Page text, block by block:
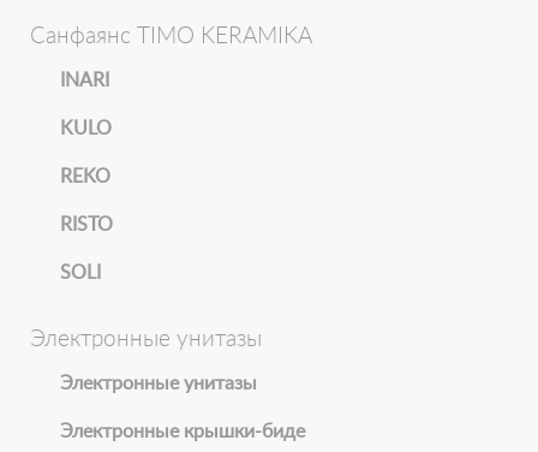
Санфаянс TIMO KERAMIKA
INARI
KULO
REKO
RISTO
SOLI
Электронные унитазы
Электронные унитазы
Электронные крышки-биде